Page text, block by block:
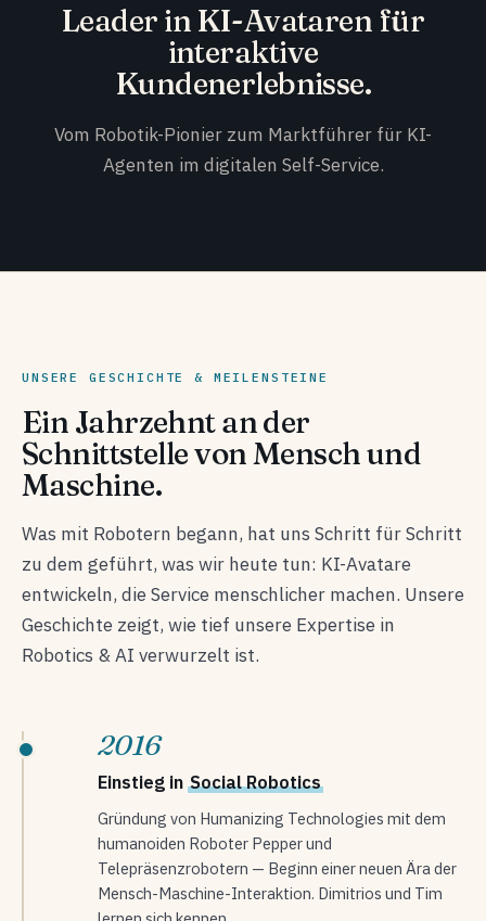
Leader in KI-Avataren für
interaktive
Kundenerlebnisse.
Vom Robotik-Pionier zum Marktführer für KI-
Agenten im digitalen Self-Service.
UNSERE GESCHICHTE & MEILENSTEINE
Ein Jahrzehnt an der
Schnittstelle von Mensch und
Maschine.
Was mit Robotern begann, hat uns Schritt für Schritt
zu dem geführt, was wir heute tun: KI-Avatare
entwickeln, die Service menschlicher machen. Unsere
Geschichte zeigt, wie tief unsere Expertise in
Robotics & AI verwurzelt ist.
2016
Einstieg in Social Robotics
Gründung von Humanizing Technologies mit dem
humanoiden Roboter Pepper und
Telepräsenzrobotern — Beginn einer neuen Ära der
Mensch-Maschine-Interaktion. Dimitrios und Tim